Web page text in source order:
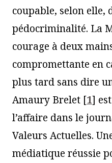
coupable, selon elle,
pédocriminalité. La
courage à deux
compromettante en
plus tard sans dire
Amaury Brelet [1]
l’affaire dans le
Valeurs Actuelles.
médiatique réussie